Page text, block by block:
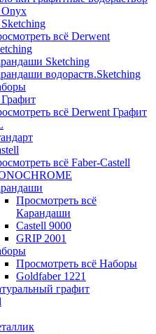
всё Derwent
Sketching
водораств.Sketching
всё Derwent Графит
всё Faber-Castell
Просмотреть всё
Карандаши
Castell 9000
GRIP 2001
Просмотреть всё Наборы
Goldfaber 1221
графит